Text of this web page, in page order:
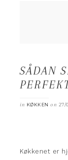
SÅDAN
in KØKKEN on 27/
Køkkenet er